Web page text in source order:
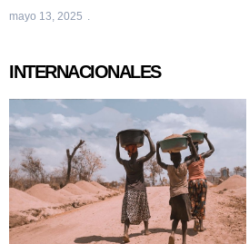
mayo 13, 2025
INTERNACIONALES